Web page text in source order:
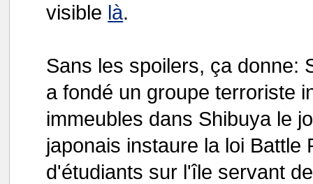
visible là.
Sans les spoilers, ça donne:
a fondé un groupe terroriste
immeubles dans Shibuya le
japonais instaure la loi
d'étudiants sur l'île servant